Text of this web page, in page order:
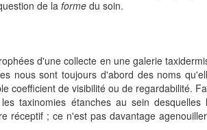
de la forme du soin.
d'une collecte en une galerie
nous sont toujours d'abord des noms
coefficient de visibilité ou de regardabilité.
taxinomies étanches au sein desquelles
réceptif ; ce n'est pas davantage